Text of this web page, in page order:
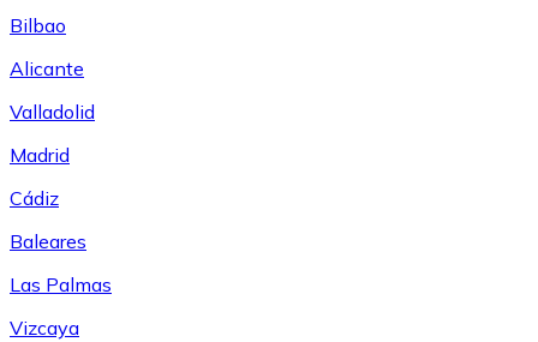
Bilbao
Alicante
Valladolid
Madrid
Cádiz
Baleares
Las Palmas
Vizcaya